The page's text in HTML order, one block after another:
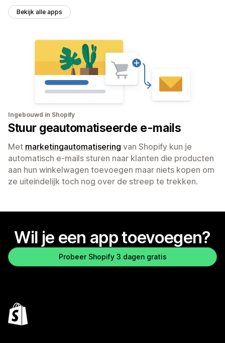
Bekijk alle apps
Ingebouwd in Shopify
Stuur geautomatiseerde e-mails
Met marketingautomatisering van Shopify kun je
automatisch e-mails sturen naar klanten die producten
aan hun winkelwagen toevoegen maar niets kopen om
ze uiteindelijk toch nog over de streep te trekken.
Wil je een app toevoegen?
Probeer Shopify 3 dagen gratis